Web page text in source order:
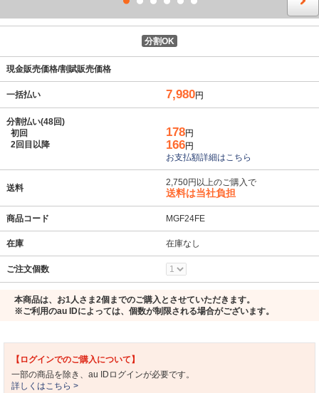
分割OK
現金販売価格/割賦販売価格
一括払い 7,980円
分割払い(48回)
初回
2回目以降
178円
166円
お支払額詳細はこちら
送料
2,750円以上のご購入で
送料は当社負担
商品コード MGF24FE
在庫 在庫なし
ご注文個数
本商品は、お1人さま2個までのご購入とさせていただきます。
※ご利用のau IDによっては、個数が制限される場合がございます。
【ログインでのご購入について】
一部の商品を除き、au IDログインが必要です。
詳しくはこちら >